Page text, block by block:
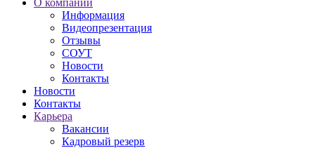
О компании
Информация
Видеопрезентация
Отзывы
СОУТ
Новости
Контакты
Новости
Контакты
Карьера
Вакансии
Кадровый резерв